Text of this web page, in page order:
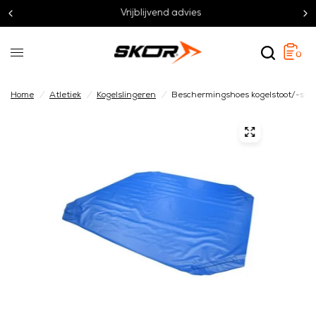
Vrijblijvend advies
0
Home / Atletiek / Kogelslingeren / Beschermingshoes kogelstoot/-